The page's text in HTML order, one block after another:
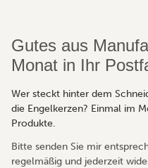
Gutes aus
Monat in Ihr
Wer steckt hinter dem
die Engelkerzen? Einmal im
Produkte.
Bitte senden Sie mir
regelmäßig und jederzeit